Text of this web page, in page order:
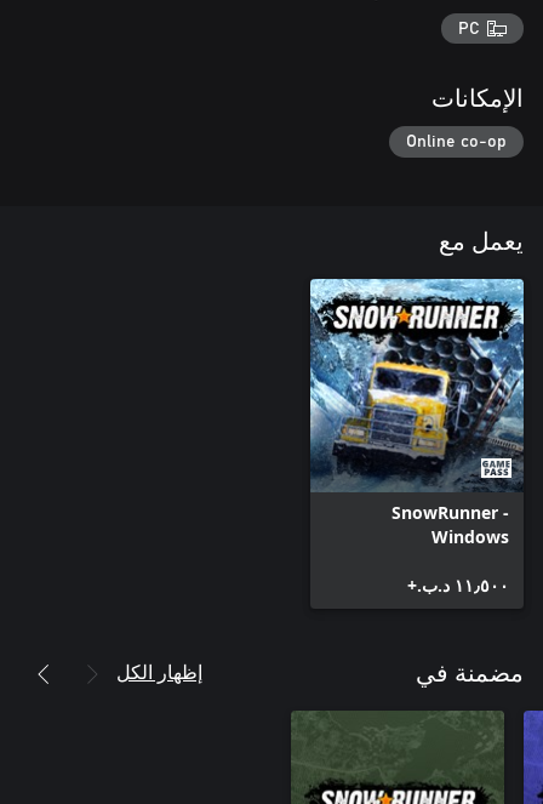
PC
الإمكانات
Online co-op
يعمل مع
SnowRunner -
Windows
١١٫٥٠٠ د.ب.‏+
مضمنة في إظهار الكل